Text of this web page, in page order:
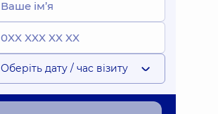
Оберіть дату / час візиту